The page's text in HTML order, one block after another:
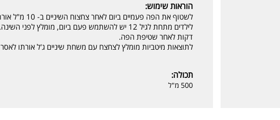
הוראות שימוש:
לשטוף את הפה פעמיים ביום לאחר צחצוח השיניים ב- 10 מ"ל אורתו לאסר למשך דקה.
דקות לאחר שטיפת הפה.
לתוצאות מיטביות מומלץ לצחצח עם משחת שיניים ג'ל אורתו לאסר
תכולה:
500 מ"ל